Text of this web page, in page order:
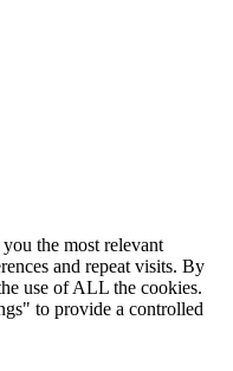
the most relevant
and repeat visits. By
use of ALL the cookies.
to provide a controlled